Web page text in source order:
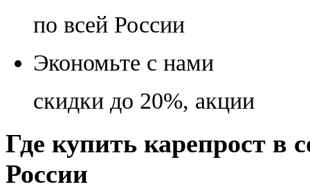
по всей России
Экономьте с нами
скидки до 20%, акции
Где купить карепрост в
России